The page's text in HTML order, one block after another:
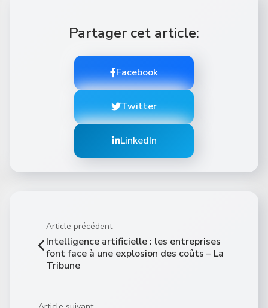
Partager cet article:
Facebook
Twitter
LinkedIn
Article précédent
Intelligence artificielle : les entreprises
font face à une explosion des coûts – La
Tribune